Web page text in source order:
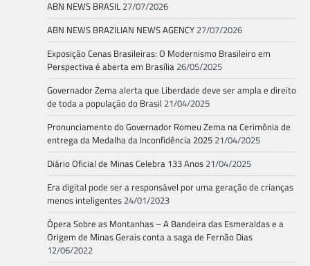
ABN NEWS BRASIL 27/07/2026
ABN NEWS BRAZILIAN NEWS AGENCY 27/07/2026
Exposição Cenas Brasileiras: O Modernismo Brasileiro em
Perspectiva é aberta em Brasília 26/05/2025
Governador Zema alerta que Liberdade deve ser ampla e direito
de toda a população do Brasil 21/04/2025
Pronunciamento do Governador Romeu Zema na Cerimônia de
entrega da Medalha da Inconfidência 2025 21/04/2025
Diário Oficial de Minas Celebra 133 Anos 21/04/2025
Era digital pode ser a responsável por uma geração de crianças
menos inteligentes 24/01/2023
Ópera Sobre as Montanhas – A Bandeira das Esmeraldas e a
Origem de Minas Gerais conta a saga de Fernão Dias
12/06/2022